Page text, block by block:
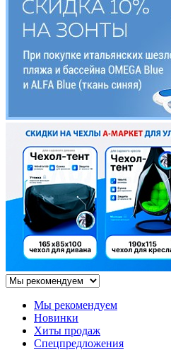
Мы рекомендуем
Новинки
Хиты продаж
Спецпредложения